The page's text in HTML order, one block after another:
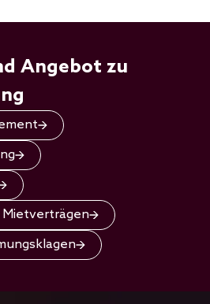
Angebot zu